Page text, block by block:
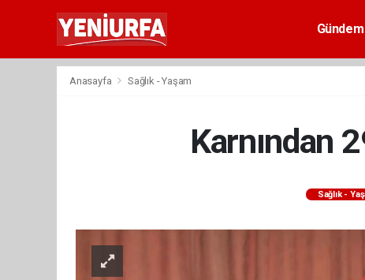
Gündem
Anasayfa Sağlık - Yaşam
Karnından
Sağlık -